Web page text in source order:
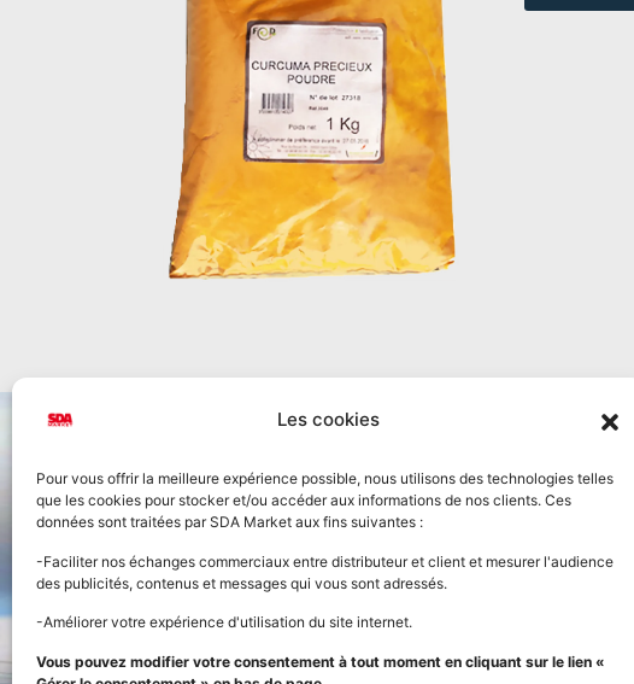
Les cookies
Pour vous offrir la meilleure expérience possible, nous utilisons des technologies telles
que les cookies pour stocker et/ou accéder aux informations de nos clients. Ces
données sont traitées par SDA Market aux fins suivantes :
-Faciliter nos échanges commerciaux entre distributeur et client et mesurer l'audience
des publicités, contenus et messages qui vous sont adressés.
-Améliorer votre expérience d'utilisation du site internet.
Vous pouvez modifier votre consentement à tout moment en cliquant sur le lien «
FOURNISSEUR OFFICIEL
Accueil
Panier